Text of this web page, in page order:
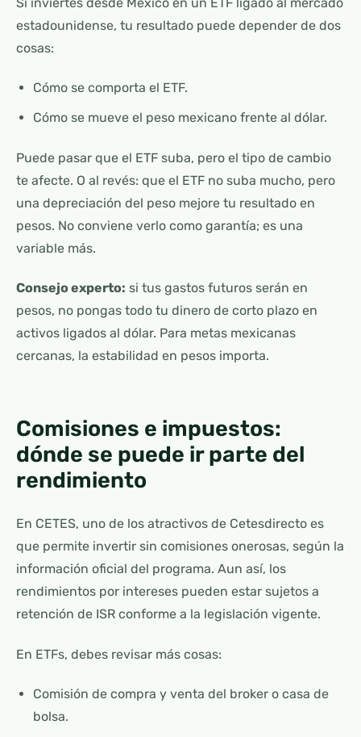
estadounidense, tu resultado puede depender de dos
cosas:
Cómo se comporta el ETF.
Cómo se mueve el peso mexicano frente al dólar.
Puede pasar que el ETF suba, pero el tipo de cambio
te afecte. O al revés: que el ETF no suba mucho, pero
una depreciación del peso mejore tu resultado en
pesos. No conviene verlo como garantía; es una
variable más.
Consejo experto: si tus gastos futuros serán en
pesos, no pongas todo tu dinero de corto plazo en
activos ligados al dólar. Para metas mexicanas
cercanas, la estabilidad en pesos importa.
Comisiones e impuestos:
dónde se puede ir parte del
rendimiento
En CETES, uno de los atractivos de Cetesdirecto es
que permite invertir sin comisiones onerosas, según la
información oficial del programa. Aun así, los
rendimientos por intereses pueden estar sujetos a
retención de ISR conforme a la legislación vigente.
En ETFs, debes revisar más cosas:
Comisión de compra y venta del broker o casa de
bolsa.